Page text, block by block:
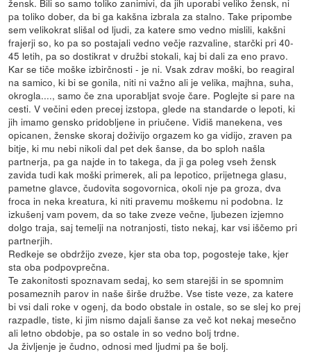
žensk. Bili so samo toliko zanimivi, da jih uporabi veliko žensk, ni
pa toliko dober, da bi ga kakšna izbrala za stalno. Take pripombe
sem velikokrat slišal od ljudi, za katere smo vedno mislili, kakšni
frajerji so, ko pa so postajali vedno večje razvaline, starčki pri 40-
45 letih, pa so dostikrat v družbi stokali, kaj bi dali za eno pravo.
Kar se tiče moške izbirčnosti - je ni. Vsak zdrav moški, bo reagiral
na samico, ki bi se gonila, niti ni važno ali je velika, majhna, suha,
okrogla...., samo če zna uporabljat svoje čare. Poglejte si pare na
cesti. V večini eden precej izstopa, glede na standarde o lepoti, ki
jih imamo gensko pridobljene in priučene. Vidiš manekena, ves
opicanen, ženske skoraj doživijo orgazem ko ga vidijo, zraven pa
bitje, ki mu nebi nikoli dal pet dek šanse, da bo sploh našla
partnerja, pa ga najde in to takega, da ji ga poleg vseh žensk
zavida tudi kak moški primerek, ali pa lepotico, prijetnega glasu,
pametne glavce, čudovita sogovornica, okoli nje pa groza, dva
froca in neka kreatura, ki niti pravemu moškemu ni podobna. Iz
izkušenj vam povem, da so take zveze večne, ljubezen izjemno
dolgo traja, saj temelji na notranjosti, tisto nekaj, kar vsi iščemo pri
partnerjih.
Redkeje se obdržijo zveze, kjer sta oba top, pogosteje take, kjer
sta oba podpovprečna.
Te zakonitosti spoznavam sedaj, ko sem starejši in se spomnim
posameznih parov in naše širše družbe. Vse tiste veze, za katere
bi vsi dali roke v ogenj, da bodo obstale in ostale, so se slej ko prej
razpadle, tiste, ki jim nismo dajali šanse za več kot nekaj mesečno
ali letno obdobje, pa so ostale in so vedno bolj trdne.
Ja življenje je čudno, odnosi med ljudmi pa še bolj.